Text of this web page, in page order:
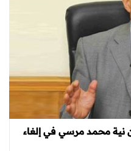
نية محمد مرسي في إلغاء